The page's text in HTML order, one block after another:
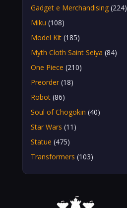
Gadget e Merchandising (224)
Miku (108)
Model Kit (185)
Myth Cloth Saint Seiya (84)
One Piece (210)
Preorder (18)
Robot (86)
Soul of Chogokin (40)
Star Wars (11)
Statue (475)
Transformers (103)